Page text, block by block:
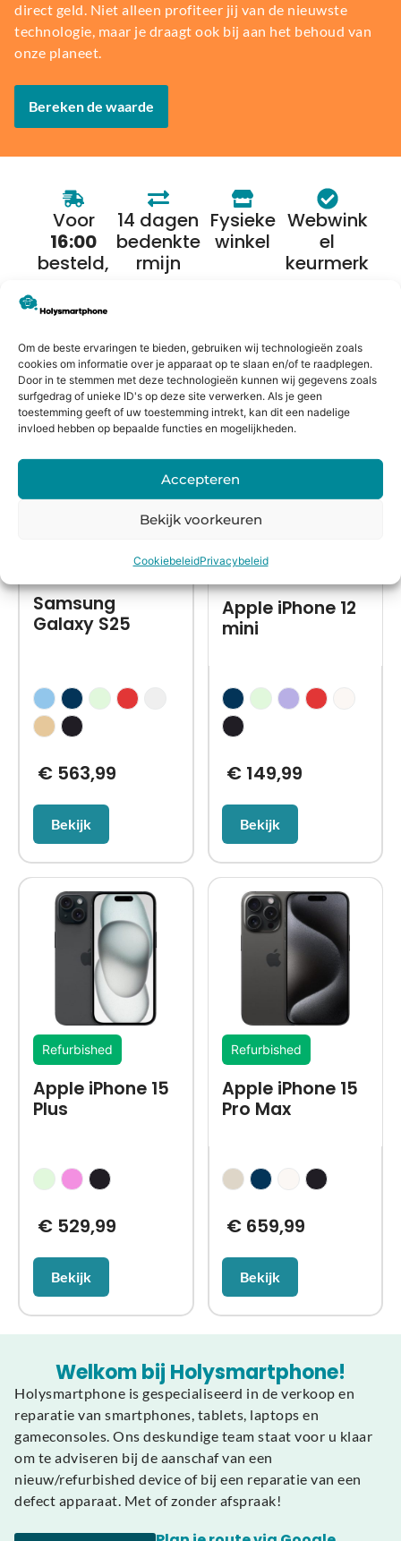
Om de beste ervaringen te bieden, gebruiken wij technologieën zoals
cookies om informatie over je apparaat op te slaan en/of te raadplegen.
Door in te stemmen met deze technologieën kunnen wij gegevens zoals
surfgedrag of unieke ID's op deze site verwerken. Als je geen
toestemming geeft of uw toestemming intrekt, kan dit een nadelige
invloed hebben op bepaalde functies en mogelijkheden.
Accepteren
Bekijk voorkeuren
CookiebeleidPrivacybeleid
direct geld. Niet alleen profiteer jij van de nieuwste
technologie, maar je draagt ook bij aan het behoud van
onze planeet.
Bereken de waarde
Voor
16:00
besteld,
in huis*
14 dagen
bedenkte
rmijn
Fysieke
winkel
Webwink
el
keurmerk
Alternatieven
Samsung
Galaxy S25
€563,99
Bekijk
Refurbished
Apple iPhone 12
mini
€ 149,99
Bekijk
Refurbished
Apple iPhone 15
Plus
€529,99
Bekijk
Refurbished
Apple iPhone 15
Pro Max
€ 659,99
Bekijk
Welkom bij Holysmartphone!
Holysmartphone is gespecialiseerd in de verkoop en
reparatie van smartphones, tablets, laptops en
gameconsoles. Ons deskundige team staat voor u klaar
om te adviseren bij de aanschaf van een
nieuw/refurbished device of bij een reparatie van een
defect apparaat. Met of zonder afspraak!